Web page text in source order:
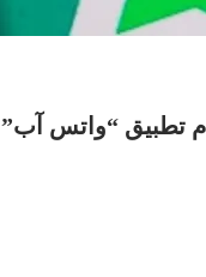
تطبيق “واتس آب”